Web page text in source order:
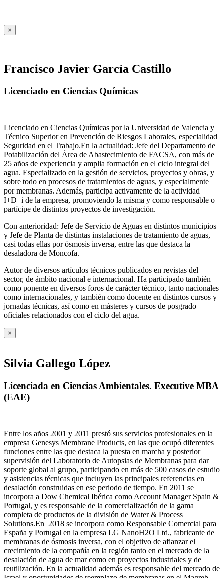
×
Francisco Javier García Castillo
Licenciado en Ciencias Químicas
Licenciado en Ciencias Químicas por la Universidad de Valencia y
Técnico Superior en Prevención de Riesgos Laborales, especialidad
Seguridad en el Trabajo.En la actualidad: Jefe del Departamento de
Potabilización del Área de Abastecimiento de FACSA, con más de
25 años de experiencia y amplia formación en el ciclo integral del
agua. Especializado en la gestión de servicios, proyectos y obras, y
sobre todo en procesos de tratamientos de aguas, y especialmente
por membranas. Además, participa activamente de la actividad
I+D+i de la empresa, promoviendo la misma y como responsable o
partícipe de distintos proyectos de investigación.
Con anterioridad: Jefe de Servicio de Aguas en distintos municipios
y Jefe de Planta de distintas instalaciones de tratamiento de aguas,
casi todas ellas por ósmosis inversa, entre las que destaca la
desaladora de Moncofa.
Autor de diversos artículos técnicos publicados en revistas del
sector, de ámbito nacional e internacional. Ha participado también
como ponente en diversos foros de carácter técnico, tanto nacionales
como internacionales, y también como docente en distintos cursos y
jornadas técnicas, así como en másteres y cursos de posgrado
oficiales relacionados con el ciclo del agua.
×
Silvia Gallego López
Licenciada en Ciencias Ambientales. Executive MBA
(EAE)
Entre los años 2001 y 2011 prestó sus servicios profesionales en la
empresa Genesys Membrane Products, en las que ocupó diferentes
funciones entre las que destaca la puesta en marcha y posterior
supervisión del Laboratorio de Autopsias de Membranas para dar
soporte global al grupo, participando en más de 500 casos de estudio
y asistencias técnicas que incluyen las principales referencias en
desalación construidas en ese periodo de tiempo. En 2011 se
incorpora a Dow Chemical Ibérica como Account Manager Spain &
Portugal, y es responsable de la comercialización de la gama
completa de productos de la división de Water & Process
Solutions.En 2018 se incorpora como Responsable Comercial para
España y Portugal en la empresa LG NanoH2O Ltd., fabricante de
membranas de ósmosis inversa, con el objetivo de afianzar el
crecimiento de la compañía en la región tanto en el mercado de la
desalación de agua de mar como en proyectos industriales y de
reutilización. En la actualidad además es responsable del mercado de